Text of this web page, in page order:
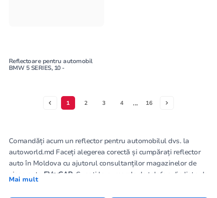
Reflectoare pentru automobil
BMW 5 SERIES, 10 -
1 2 3 4 ... 16
Comandăți acum un reflector pentru automobilul dvs. la
autoworld.md Faceți alegerea corectă și cumpărați reflector
auto în Moldova cu ajutorul consultanților magazinelor de
piese auto EVryCAR. Sunați la numerele de telefon din lista de
Mai mult